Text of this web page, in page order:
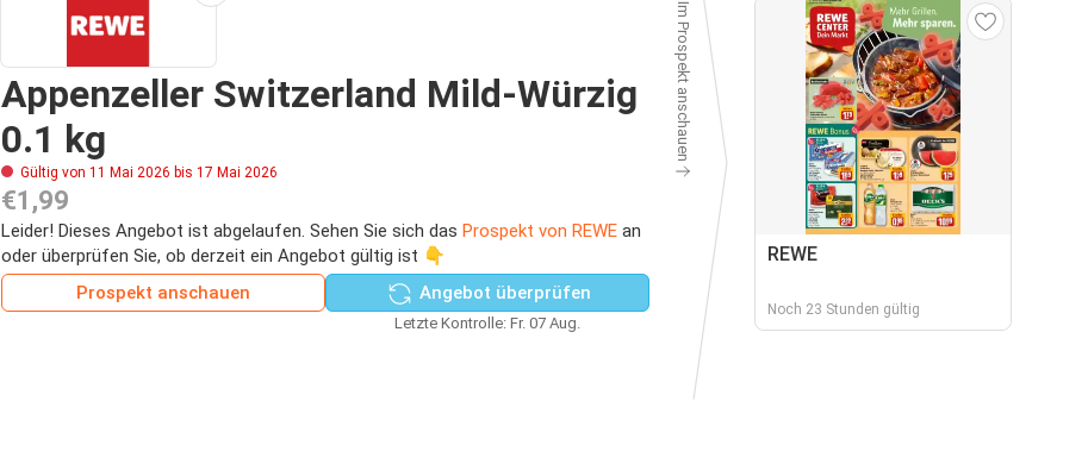
Appenzeller Switzerland Mild-Würzig
0.1 kg
Gültig von 11 Mai 2026 bis 17 Mai 2026
€1,99
Leider! Dieses Angebot ist abgelaufen. Sehen Sie sich das Prospekt von REWE an
oder überprüfen Sie, ob derzeit ein Angebot gültig ist 👇
Prospekt anschauen
Angebot überprüfen
Letzte Kontrolle: Fr. 07 Aug.
Im Prospekt anschauen
REWE
Noch 23 Stunden gültig